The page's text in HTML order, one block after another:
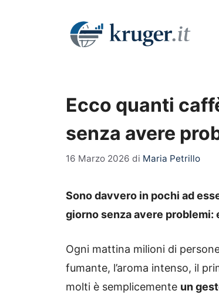
Ecco quanti
senza avere
16 Marzo 2026 di Maria Petrillo
Sono davvero in pochi ad
giorno senza avere problemi:
Ogni mattina milioni di
fumante, l’aroma intenso, il
molti è semplicemente un